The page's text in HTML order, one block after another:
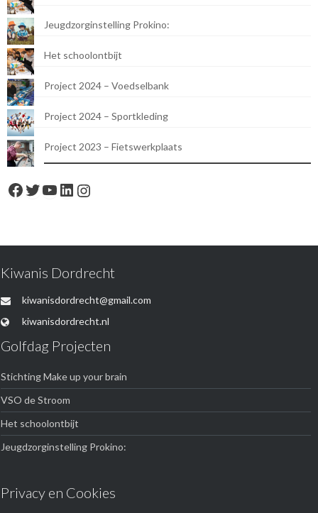
Jeugdzorginstelling Prokino:
Het schoolontbijt
Project 2024 – Voedselbank
Project 2024 – Sportkleding
Project 2023 – Fietswerkplaats
Facebook
Twitter
YouTube
LinkedIn
Instagram
Kiwanis Dordrecht
kiwanisdordrecht@gmail.com
kiwanisdordrecht.nl
Golfdag Projecten
Stichting Make up your brain
VSO de Stroom
Het schoolontbijt
Jeugdzorginstelling Prokino:
Privacy en Cookies